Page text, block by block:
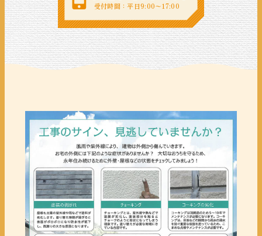
受付時間：平日9:00〜17:00